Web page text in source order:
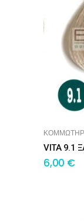
VITA 9.1
6,00 €